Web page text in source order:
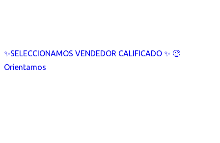
✨SELECCIONAMOS VENDEDOR CALIFICADO ✨ 🧐
Orientamos